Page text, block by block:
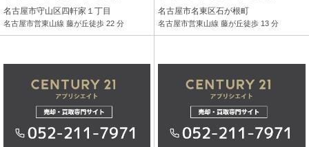
名古屋市守山区四軒家１丁目
名古屋市営東山線 藤が丘徒歩 22 分
名古屋市名東区石が根町
名古屋市営東山線 藤が丘徒歩 13 分